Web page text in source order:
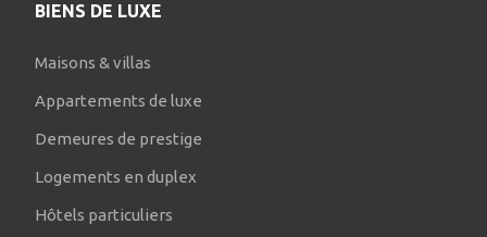
BIENS DE LUXE
Maisons & villas
Appartements de luxe
Demeures de prestige
Logements en duplex
Hôtels particuliers